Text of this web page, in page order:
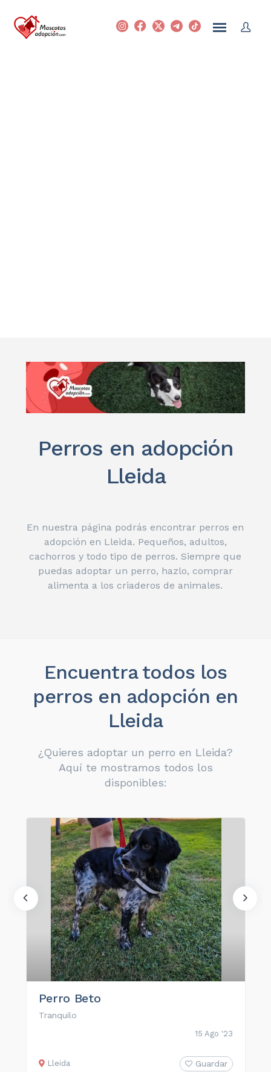
Perros en adopción
Lleida
En nuestra página podrás encontrar perros en
adopción en Lleida. Pequeños, adultos,
cachorros y todo tipo de perros. Siempre que
puedas adoptar un perro, hazlo, comprar
alimenta a los criaderos de animales.
Encuentra todos los
perros en adopción en
Lleida
¿Quieres adoptar un perro en Lleida?
Aquí te mostramos todos los
disponibles:
Perro Beto
Tranquilo
15 Ago '23
Lleida Guardar